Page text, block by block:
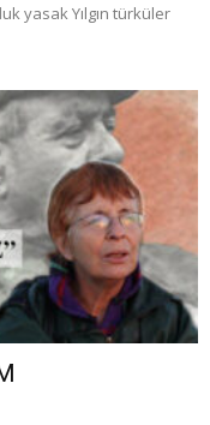
yasak Yılgın türküler